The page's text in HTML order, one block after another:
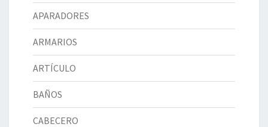
APARADORES
ARMARIOS
ARTÍCULO
BAÑOS
CABECERO